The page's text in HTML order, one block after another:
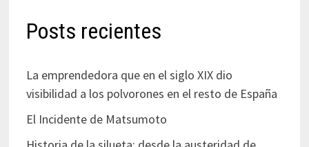
Posts recientes
La emprendedora que en el siglo XIX dio
visibilidad a los polvorones en el resto de España
El Incidente de Matsumoto